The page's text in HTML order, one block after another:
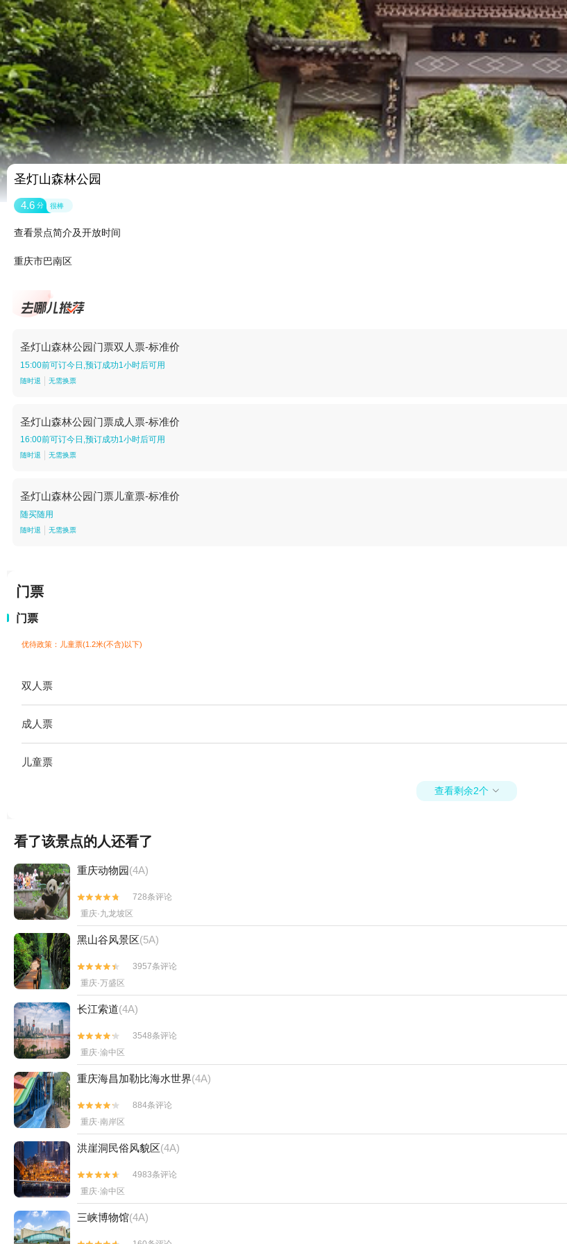
圣灯山森林公园
4.6 分 很棒
查看景点简介及开放时间
重庆市巴南区
圣灯山森林公园门票双人票-标准价
15:00前可订今日,预订成功1小时后可用
随时退 无需换票
圣灯山森林公园门票成人票-标准价
16:00前可订今日,预订成功1小时后可用
随时退 无需换票
圣灯山森林公园门票儿童票-标准价
随买随用
随时退 无需换票
门票
门票
优待政策：儿童票(1.2米(不含)以下)
双人票
成人票
儿童票
查看剩余2个 
看了该景点的人还看了
重庆动物园(4A)


728条评论
重庆·九龙坡区
黑山谷风景区(5A)


3957条评论
重庆·万盛区
长江索道(4A)


3548条评论
重庆·渝中区
重庆海昌加勒比海水世界(4A)


884条评论
重庆·南岸区
洪崖洞民俗风貌区(4A)


4983条评论
重庆·渝中区
三峡博物馆(4A)